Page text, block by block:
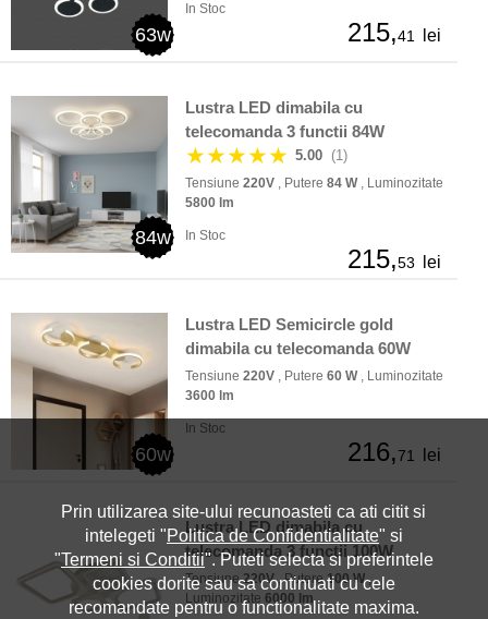
63w
In Stoc
215,41 lei
84w
Lustra LED dimabila cu
telecomanda 3 functii 84W
★★★★★ 5.00 (1)
Tensiune 220V , Putere 84 W, Luminozitate
5800 lm
In Stoc
215,53 lei
60w
Lustra LED Semicircle gold
dimabila cu telecomanda 60W
Tensiune 220V , Putere 60 W, Luminozitate
3600 lm
In Stoc
216,71 lei
Lustra LED dimabila cu
telecomanda 3 functii 100W
Tensiune220V, Putere100 W,
Luminozitate 6000 lm
Prin utilizarea site-ului recunoasteti ca ati citit si
intelegeti "Politica de Confidentialitate" si
"Termeni si Conditii". Puteti selecta si preferintele
cookies dorite sau sa continuati cu cele
recomandate pentru o functionalitate maxima.